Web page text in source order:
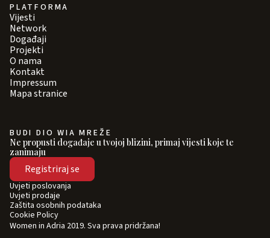
PLATFORMA
Vijesti
Network
Događaji
Projekti
O nama
Kontakt
Impressum
Mapa stranice
BUDI DIO WIA MREŽE
Ne propusti događaje u tvojoj blizini, primaj vijesti koje te
zanimaju
Registriraj se
Women in Adria 2019. Sva prava pridržana!
Uvjeti poslovanja
Uvjeti prodaje
Zaštita osobnih podataka
Cookie Policy